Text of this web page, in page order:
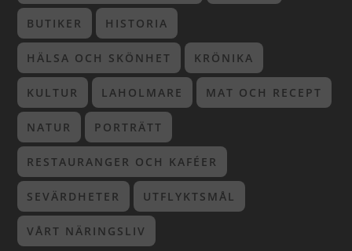
BUTIKER HISTORIA
HÄLSA OCH SKÖNHET KRÖNIKA
KULTUR LAHOLMARE MAT OCH RECEPT
NATUR PORTRÄTT
RESTAURANGER OCH KAFÉER
SEVÄRDHETER UTFLYKTSMÅL
VÅRT NÄRINGSLIV